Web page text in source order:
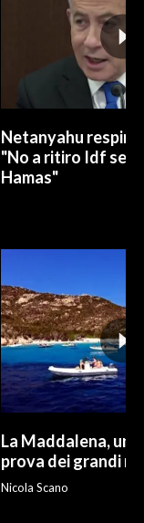
Netanyahu
"No a ritiro Idf
Hamas"
La Maddalena, un
prova dei grandi
Nicola Scano